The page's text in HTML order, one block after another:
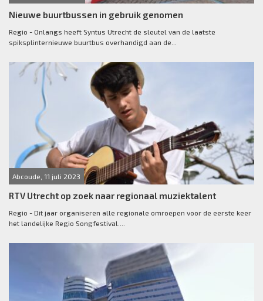
Nieuwe buurtbussen in gebruik genomen
Regio - Onlangs heeft Syntus Utrecht de sleutel van de laatste
spiksplinternieuwe buurtbus overhandigd aan de...
Abcoude, 11 juli 2023
RTV Utrecht op zoek naar regionaal muziektalent
Regio - Dit jaar organiseren alle regionale omroepen voor de eerste keer
het landelijke Regio Songfestival....